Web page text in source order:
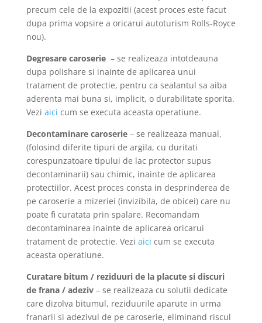
precum cele de la expozitii (acest proces este facut
dupa prima vopsire a oricarui autoturism Rolls-Royce
nou).
Degresare caroserie – se realizeaza intotdeauna
dupa polishare si inainte de aplicarea unui
tratament de protectie, pentru ca sealantul sa aiba
aderenta mai buna si, implicit, o durabilitate sporita.
Vezi aici cum se executa aceasta operatiune.
Decontaminare caroserie – se realizeaza manual,
(folosind diferite tipuri de argila, cu duritati
corespunzatoare tipului de lac protector supus
decontaminarii) sau chimic, inainte de aplicarea
protectiilor. Acest proces consta in desprinderea de
pe caroserie a mizeriei (invizibila, de obicei) care nu
poate fi curatata prin spalare. Recomandam
decontaminarea inainte de aplicarea oricarui
tratament de protectie. Vezi aici cum se executa
aceasta operatiune.
Curatare bitum / reziduuri de la placute si discuri
de frana / adeziv – se realizeaza cu solutii dedicate
care dizolva bitumul, reziduurile aparute in urma
franarii si adezivul de pe caroserie, eliminand riscul